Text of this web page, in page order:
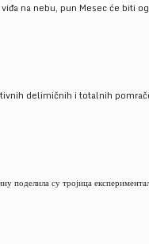
na nebu, pun Mesec će biti
delimičnih i totalnih
су тројица